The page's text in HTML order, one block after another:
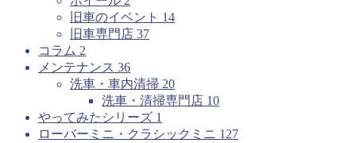
旧車のイベント 14
旧車専門店 37
コラム 2
メンテナンス 36
洗車・車内清掃 20
洗車・清掃専門店 10
やってみたシリーズ 1
ローバーミニ・クラシックミニ 127